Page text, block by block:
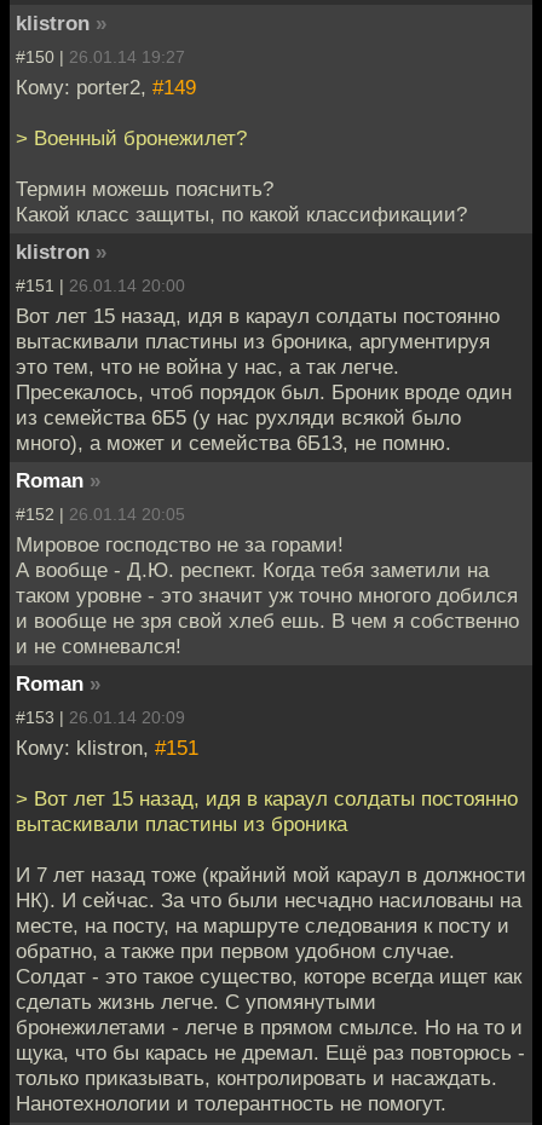
klistron »
#150 | 26.01.14 19:27
Кому: porter2, #149
> Военный бронежилет?
Термин можешь пояснить?
Какой класс защиты, по какой классификации?
klistron »
#151 | 26.01.14 20:00
Вот лет 15 назад, идя в караул солдаты постоянно
вытаскивали пластины из броника, аргументируя
это тем, что не война у нас, а так легче.
Пресекалось, чтоб порядок был. Броник вроде один
из семейства 6Б5 (у нас рухляди всякой было
много), а может и семейства 6Б13, не помню.
Roman »
#152 | 26.01.14 20:05
Мировое господство не за горами!
А вообще - Д.Ю. респект. Когда тебя заметили на
таком уровне - это значит уж точно многого добился
и вообще не зря свой хлеб ешь. В чем я собственно
и не сомневался!
Roman »
#153 | 26.01.14 20:09
Кому: klistron, #151
> Вот лет 15 назад, идя в караул солдаты постоянно
вытаскивали пластины из броника
И 7 лет назад тоже (крайний мой караул в должности
НК). И сейчас. За что были несчадно насилованы на
месте, на посту, на маршруте следования к посту и
обратно, а также при первом удобном случае.
Солдат - это такое существо, которе всегда ищет как
сделать жизнь легче. С упомянутыми
бронежилетами - легче в прямом смылсе. Но на то и
щука, что бы карась не дремал. Ещё раз повторюсь -
только приказывать, контролировать и насаждать.
Нанотехнологии и толерантность не помогут.